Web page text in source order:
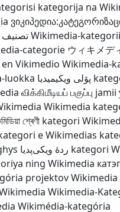
kategorija na
تصنيفWikimedia-
categorie ウィキメデ
Vikimedio Wikimedia-
luokka پۆلی ویکیمیدیا
விக்கிமீடியப் பகுப்பு jamii
Wikimedia
শ্ৰেণী kategori
e Wikimedias
ردهٔ ویکی‌پدیا kategori
ning Wikimedia
projektov Wikimedia
Wikimedia-
Wikimédia-kategória